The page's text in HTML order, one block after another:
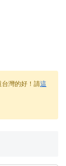
台灣的好！請這